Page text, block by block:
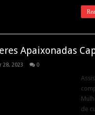
Apaixonadas
28, 2023 0
de